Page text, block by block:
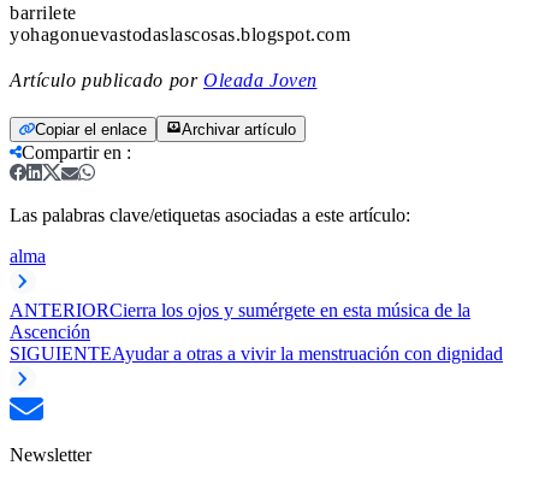
barrilete
yohagonuevastodaslascosas.blogspot.com
Artículo publicado por Oleada Joven
Copiar el enlace Archivar artículo
Compartir en :
Las palabras clave/etiquetas asociadas a este artículo:
alma
ANTERIORCierra los ojos y sumérgete en esta música de la
Ascención
SIGUIENTEAyudar a otras a vivir la menstruación con dignidad
Newsletter